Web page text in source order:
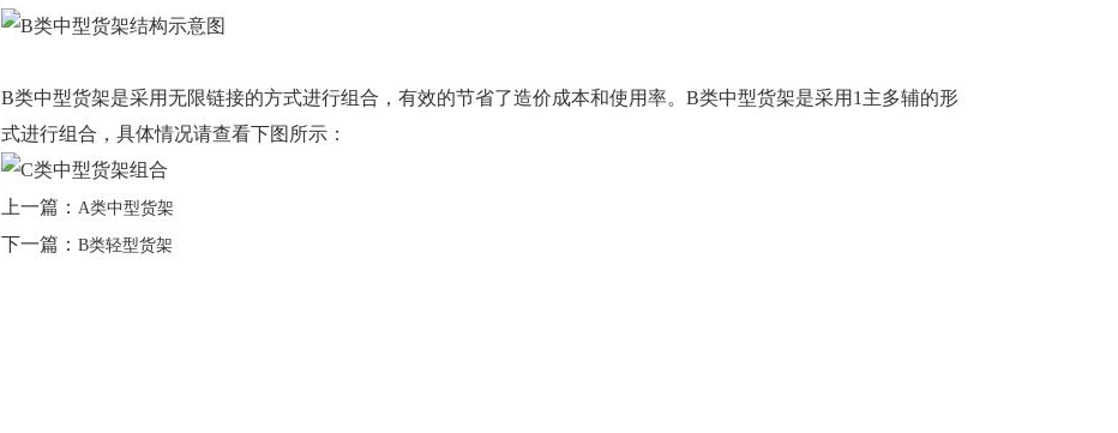
B类中型货架是采用无限链接的方式进行组合，有效的节省了造价成本和使用率。B类中型货架是采用1主多辅的形
式进行组合，具体情况请查看下图所示：
上一篇： A类中型货架
下一篇： B类轻型货架